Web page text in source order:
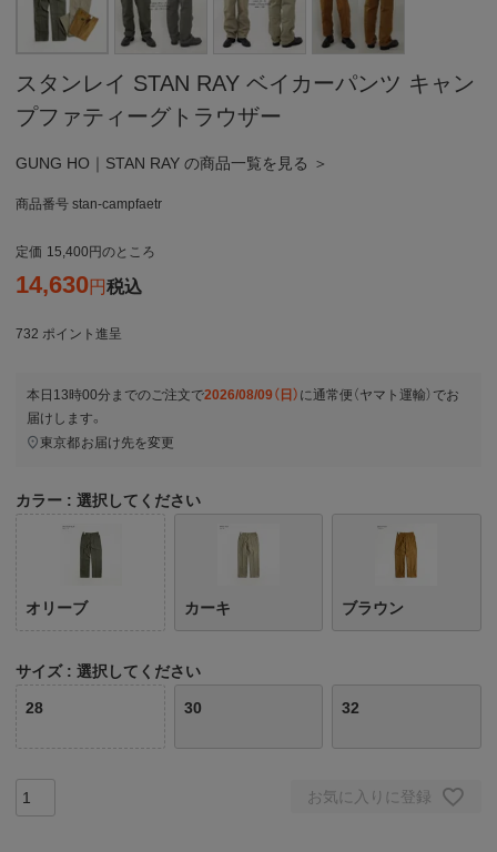
スタンレイ STAN RAY ベイカーパンツ キャン
プファティーグトラウザー
GUNG HO｜STAN RAY の商品一覧を見る ＞
商品番号 stan-campfaetr
定価 15,400 のところ
14,630 税込
732 ポイント進呈
本日 13時00分 までのご注文で2026/08/09（日） に通常便（ヤマト運輸） でお
届けします。
東京都お届け先を変更
カラー 選択してください
オリーブ カーキ ブラウン
サイズ 選択してください
28 30 32
お気に入りに登録